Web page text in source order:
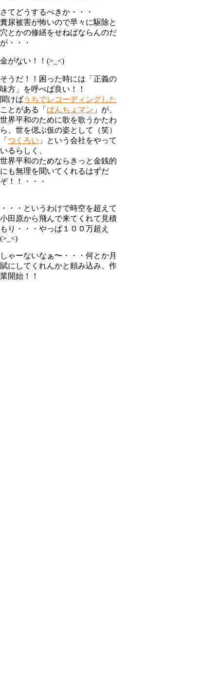
さてどうするべきか・・・
糞尿被害が怖いので早々に駆除と
穴とかの修繕をせねばならんのだ
が・・・
金がない！！(>_<)
そうだ！！困った時には「正義の
味方」を呼べば良い！！
聞けばうちでレコーディングした
ことがある「 ぱんちょマン 」が、
世界平和のために歌を歌うかたわ
ら、世を偲ぶ仮の姿として（笑）
「 つくろい 」という会社をやって
いるらしく、
世界平和のためならきっと金銭的
にも無理を聞いてくれるはずだ
ぞ！！・・・
・・・というわけで時空を超えて
小田原から飛んで来てくれて見積
もり・・・やっぱ１００万超え
(>_<)
しゃーないなぁ〜・・・何とか月
賦にしてくれんかと頼み込み、作
業開始！！